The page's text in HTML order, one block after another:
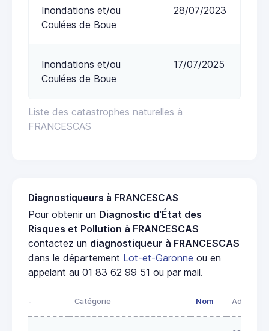
Liste des catastrophes naturelles à
FRANCESCAS
Inondations et/ou
Coulées de Boue
28/07/2023
Inondations et/ou
Coulées de Boue
17/07/2025
Diagnostiqueurs à FRANCESCAS
Pour obtenir un Diagnostic d'État des
Risques et Pollution à FRANCESCAS
contactez un diagnostiqueur à FRANCESCAS
dans le département Lot-et-Garonne ou en
appelant au 01 83 62 99 51 ou par mail.
- Catégorie Nom Adresse